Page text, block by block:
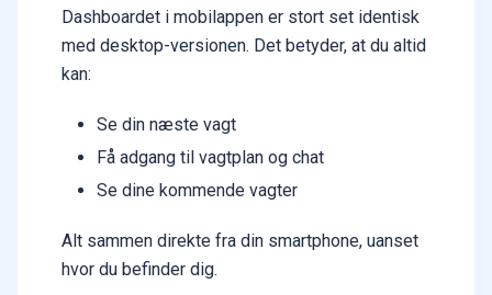
Dashboardet i mobilappen er stort set identisk
med desktop-versionen. Det betyder, at du altid
kan:
Se din næste vagt
Få adgang til vagtplan og chat
Se dine kommende vagter
Alt sammen direkte fra din smartphone, uanset
hvor du befinder dig.